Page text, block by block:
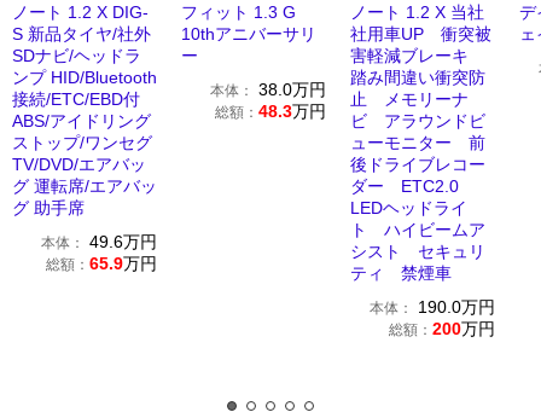
ノート 1.2 X DIG-
S 新品タイヤ/社外
SDナビ/ヘッドラ
ンプ HID/Bluetooth
接続/ETC/EBD付
ABS/アイドリング
ストップ/ワンセグ
TV/DVD/エアバッ
グ 運転席/エアバッ
グ 助手席
本体： 49.6万円
総額： 65.9万円
フィット 1.3 G
10thアニバーサリ
ー
本体： 38.0万円
総額： 48.3万円
ノート 1.2 X 当社
社用車UP 衝突被
害軽減ブレーキ
踏み間違い衝突防
止 メモリーナ
ビ アラウンドビ
ューモニター 前
後ドライブレコー
ダー ETC2.0
LEDヘッドライ
ト ハイビームア
シスト セキュリ
ティ 禁煙車
本体： 190.0万円
総額： 200万円
デ